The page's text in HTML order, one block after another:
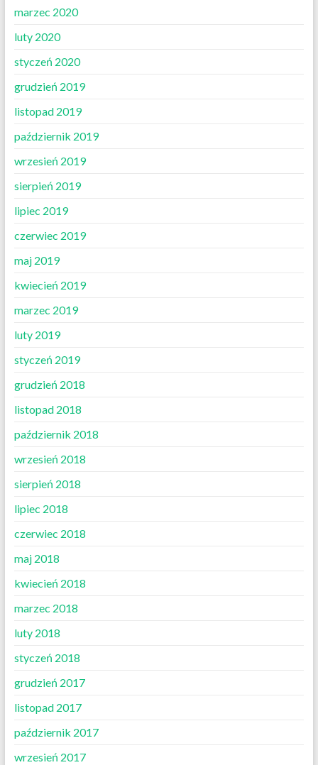
marzec 2020
luty 2020
styczeń 2020
grudzień 2019
listopad 2019
październik 2019
wrzesień 2019
sierpień 2019
lipiec 2019
czerwiec 2019
maj 2019
kwiecień 2019
marzec 2019
luty 2019
styczeń 2019
grudzień 2018
listopad 2018
październik 2018
wrzesień 2018
sierpień 2018
lipiec 2018
czerwiec 2018
maj 2018
kwiecień 2018
marzec 2018
luty 2018
styczeń 2018
grudzień 2017
listopad 2017
październik 2017
wrzesień 2017